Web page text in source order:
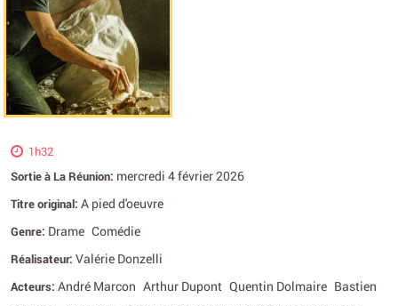
1h32
Sortie à La Réunion: mercredi 4 février 2026
Titre original: A pied d'oeuvre
Genre: Drame Comédie
Réalisateur: Valérie Donzelli
Acteurs: André Marcon Arthur Dupont Quentin Dolmaire Bastien